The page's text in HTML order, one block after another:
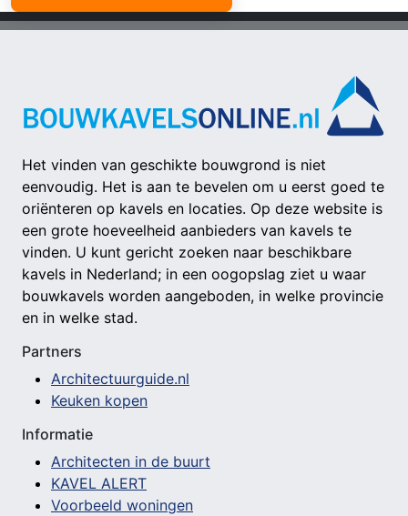
Het vinden van geschikte bouwgrond is niet
eenvoudig. Het is aan te bevelen om u eerst goed te
oriënteren op kavels en locaties. Op deze website is
een grote hoeveelheid aanbieders van kavels te
vinden. U kunt gericht zoeken naar beschikbare
kavels in Nederland; in een oogopslag ziet u waar
bouwkavels worden aangeboden, in welke provincie
en in welke stad.
Partners
Architectuurguide.nl
Keuken kopen
Informatie
Architecten in de buurt
KAVEL ALERT
Voorbeeld woningen